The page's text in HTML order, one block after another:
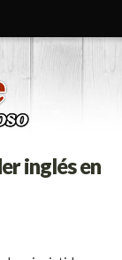
inglés en